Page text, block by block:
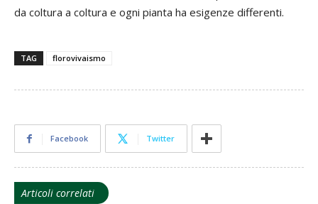
da coltura a coltura e ogni pianta ha esigenze differenti.
TAG florovivaismo
Facebook Twitter
Articoli correlati